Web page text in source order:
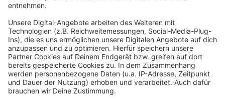
Am Mittwoch hat Jonas Menke ANTENNE MÜNSTER-
Hörer Sebastian auf der Arbeit besucht. Er arbeitet bei
Tiefbau Arthur Bogatzki & Sohn in Hiltrup. Jonas
Menke ist zusammen mit Malena Stöhler aus dem
ANTENNE MÜNSTER-Frühteam mit dem